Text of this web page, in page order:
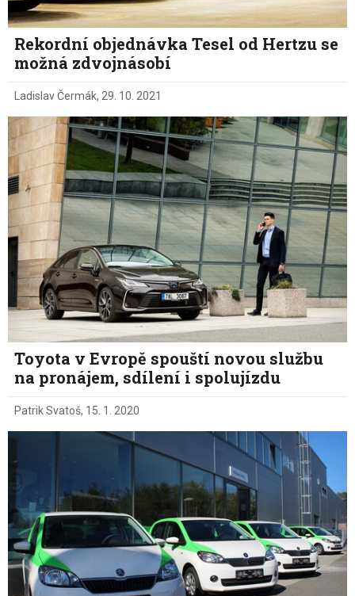
Rekordní objednávka Tesel od Hertzu se
možná zdvojnásobí
Ladislav Čermák, 29. 10. 2021
Toyota v Evropě spouští novou službu
na pronájem, sdílení i spolujízdu
Patrik Svatoš, 15. 1. 2020